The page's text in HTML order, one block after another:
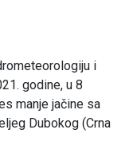
i
godine, u 8
manje jačine sa
Dubokog (Crna